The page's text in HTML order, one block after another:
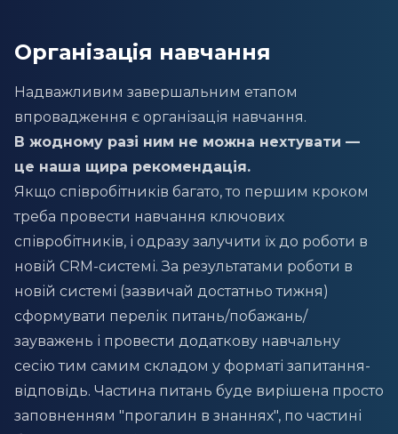
Організація навчання
Надважливим завершальним етапом
впровадження є організація навчання.
В жодному разі ним не можна нехтувати —
це наша щира рекомендація.
Якщо співробітників багато, то першим кроком
треба провести навчання ключових
співробітників, і одразу залучити їх до роботи в
новій CRM-системі. За результатами роботи в
новій системі (зазвичай достатньо тижня)
сформувати перелік питань/побажань/
зауважень і провести додаткову навчальну
сесію тим самим складом у форматі запитання-
відповідь. Частина питань буде вирішена просто
заповненням "прогалин в знаннях", по частині